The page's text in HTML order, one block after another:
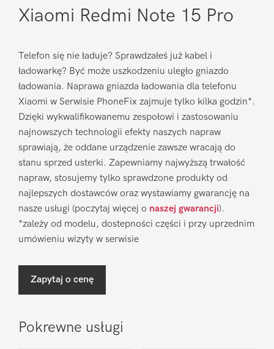
Xiaomi Redmi Note 15 Pro
Telefon się nie ładuje? Sprawdzałeś już kabel i
ładowarkę? Być może uszkodzeniu uległo gniazdo
ładowania. Naprawa gniazda ładowania dla telefonu
Xiaomi w Serwisie PhoneFix zajmuje tylko kilka godzin*.
Dzięki wykwalifikowanemu zespołowi i zastosowaniu
najnowszych technologii efekty naszych napraw
sprawiają, że oddane urządzenie zawsze wracają do
stanu sprzed usterki. Zapewniamy najwyższą trwałość
napraw, stosujemy tylko sprawdzone produkty od
najlepszych dostawców oraz wystawiamy gwarancję na
nasze usługi (poczytaj więcej o naszej gwarancji).
*zależy od modelu, dostepności części i przy uprzednim
umówieniu wizyty w serwisie
Zapytaj o cenę
Pokrewne usługi